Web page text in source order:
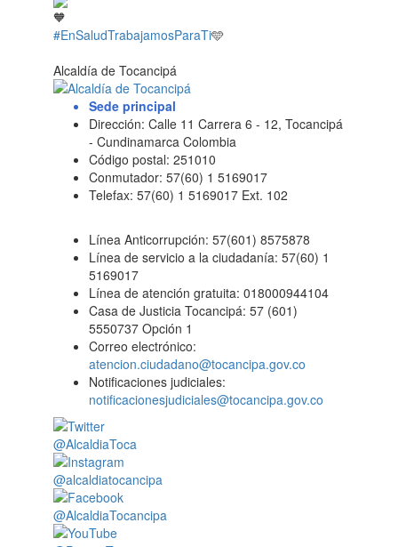
#EnSaludTrabajamosParaTi🩵
Alcaldía de Tocancipá
Sede principal
Dirección: Calle 11 Carrera 6 - 12, Tocancipá
- Cundinamarca Colombia
Código postal: 251010
Conmutador: 57(60) 1 5169017
Telefax: 57(60) 1 5169017 Ext. 102
Línea Anticorrupción: 57(601) 8575878
Línea de servicio a la ciudadanía: 57(60) 1
5169017
Línea de atención gratuita: 018000944104
Casa de Justicia Tocancipá: 57 (601)
5550737 Opción 1
Correo electrónico:
atencion.ciudadano@tocancipa.gov.co
Notificaciones judiciales:
notificacionesjudiciales@tocancipa.gov.co
@AlcaldiaToca
@alcaldiatocancipa
@AlcaldiaTocancipa